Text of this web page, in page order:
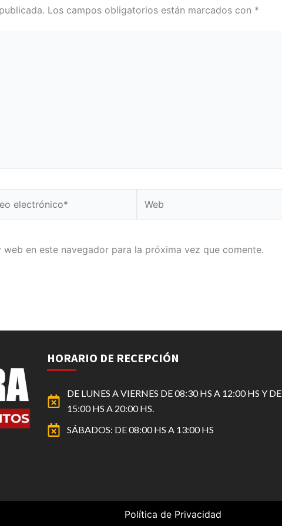
Los campos obligatorios están marcados con *
en este navegador para la próxima vez que comente.
HORARIO DE RECEPCIÓN
DE LUNES A VIERNES DE 08:30 HS A 12:00 HS Y DE
15:00 HS A 20:00 HS.
SÁBADOS: DE 08:00 HS A 13:00 HS
Política de Privacidad